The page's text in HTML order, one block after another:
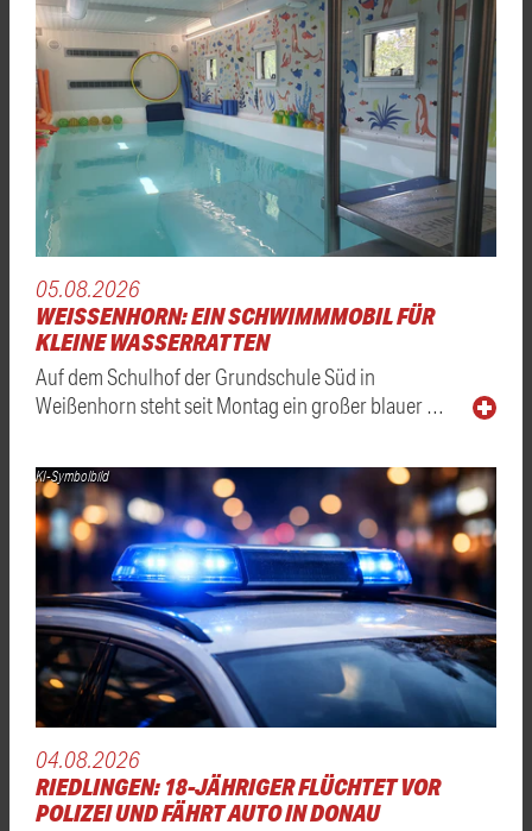
05.08.2026
WEISSENHORN: EIN SCHWIMMMOBIL FÜR K
LEINE WASSERRATTEN
Auf dem Schulhof der Grundschule Süd in
Weißenhorn steht seit Montag ein großer blauer …
KI-Symbolbild
04.08.2026
RIEDLINGEN: 18-JÄHRIGER FLÜCHTET VOR
POLIZEI UND FÄHRT AUTO IN DONAU